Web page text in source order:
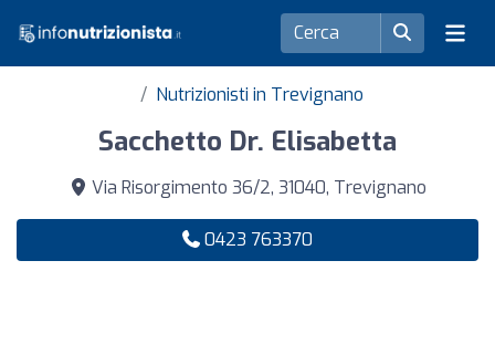
Nutrizionisti in Trevignano
Sacchetto Dr. Elisabetta
Via Risorgimento 36/2, 31040, Trevignano
0423 763370